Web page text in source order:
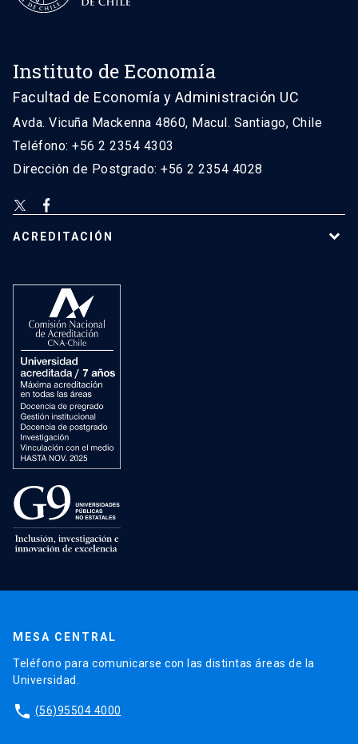
Instituto de Economía
Facultad de Economía y Administración UC
Avda. Vicuña Mackenna 4860, Macul. Santiago, Chile
Teléfono: +56 2 2354 4303
Dirección de Postgrado: +56 2 2354 4028
ACREDITACIÓN
MESA CENTRAL
Teléfono para comunicarse con las distintas áreas de la
Universidad.
phone (56)95504 4000